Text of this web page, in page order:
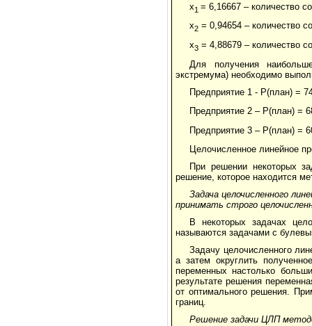
x1 = 6,16667 – количество
x2 = 0,94654 – количество
x3 = 4,88679 – количество
Для получения
экстремума) необходимо
Предприятие 1 - Р(план) =
Предприятие 2 – Р(план) =
Предприятие 3 – Р(план) =
Целочисленное линейное
При решении некоторых
решение, которое находится
Задача целочисленного
принимать строго
В некоторых задачах
называются задачами с
Задачу целочисленного
а затем округлить
переменных настолько
результате решения
от оптимального решения.
границ.
Решение задачи ЦЛП